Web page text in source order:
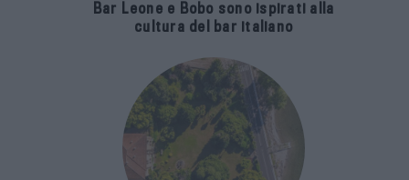
Bar Leone e Bobo sono ispirati alla
cultura del bar italiano